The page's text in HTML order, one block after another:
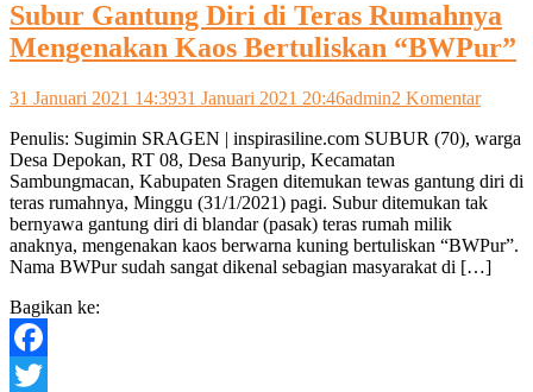
Subur Gantung Diri di Teras Rumahnya
Mengenakan Kaos Bertuliskan “BWPur”
31 Januari 2021 14:3931 Januari 2021 20:46admin2 Komentarpada
di
Teras
Kaos
Penulis: Sugimin SRAGEN | inspirasiline.com SUBUR (70), warga
Desa Depokan, RT 08, Desa Banyurip, Kecamatan
Sambungmacan, Kabupaten Sragen ditemukan tewas gantung diri di
teras rumahnya, Minggu (31/1/2021) pagi. Subur ditemukan tak
bernyawa gantung diri di blandar (pasak) teras rumah milik
anaknya, mengenakan kaos berwarna kuning bertuliskan “BWPur”.
Nama BWPur sudah sangat dikenal sebagian masyarakat di […]
Bagikan ke:
Facebook